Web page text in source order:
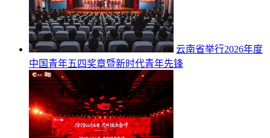
云南省举行2026年度
中国青年五四奖章暨新时代青年先锋